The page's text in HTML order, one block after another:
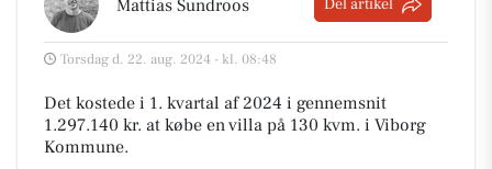
Mattias Sundroos Del artikel
Torsdag d. 22. aug. 2024 - kl. 08:48
Det kostede i 1. kvartal af 2024 i gennemsnit
1.297.140 kr. at købe en villa på 130 kvm. i Viborg
Kommune.